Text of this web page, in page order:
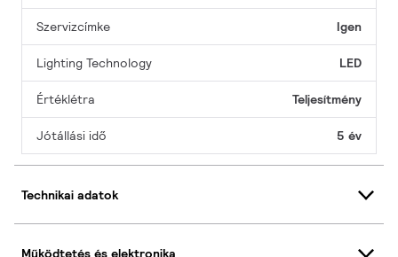
Szervizcímke Igen
Lighting Technology LED
Értéklétra Teljesítmény
Jótállási idő 5 év
Technikai adatok
Működtetés és elektronika